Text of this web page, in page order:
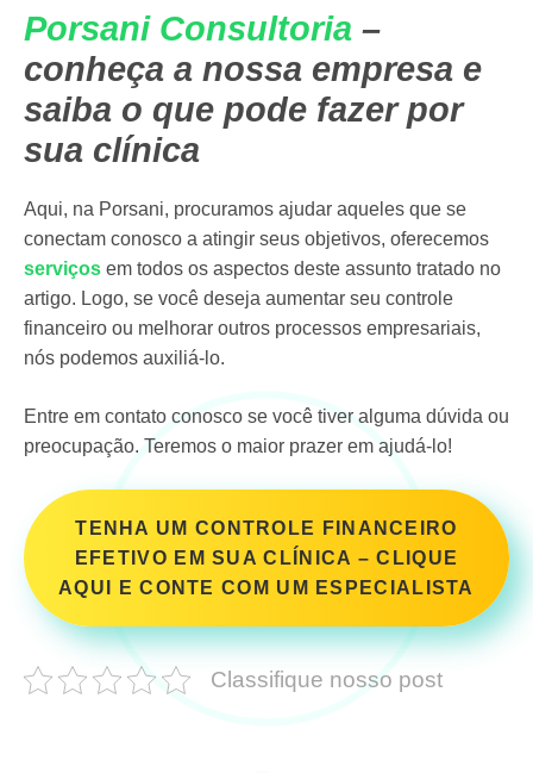
Porsani Consultoria –
conheça a nossa empresa e
saiba o que pode fazer por
sua clínica
Aqui, na Porsani, procuramos ajudar aqueles que se
conectam conosco a atingir seus objetivos, oferecemos
serviços em todos os aspectos deste assunto tratado no
artigo. Logo, se você deseja aumentar seu controle
financeiro ou melhorar outros processos empresariais,
nós podemos auxiliá-lo.
Entre em contato conosco se você tiver alguma dúvida ou
preocupação. Teremos o maior prazer em ajudá-lo!
TENHA UM CONTROLE FINANCEIRO
EFETIVO EM SUA CLÍNICA – CLIQUE
AQUI E CONTE COM UM ESPECIALISTA
Classifique nosso post